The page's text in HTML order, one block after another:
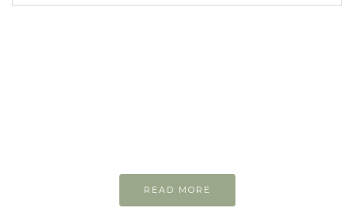
READ MORE